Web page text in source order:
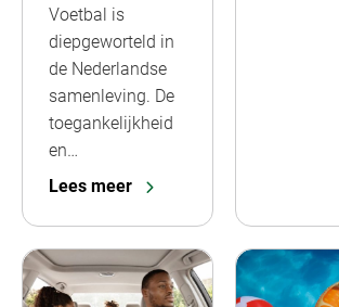
Voetbal is
diepgeworteld in
de Nederlandse
samenleving. De
toegankelijkheid
en…
Lees meer